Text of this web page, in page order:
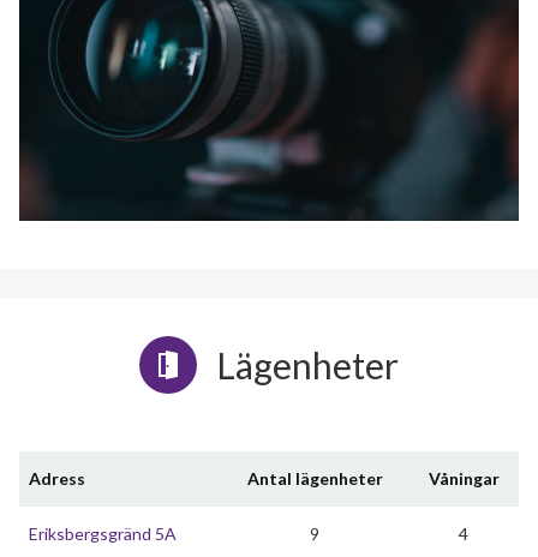
Lägenheter
Adress Antal lägenheter Våningar
Eriksbergsgränd 5A 9 4